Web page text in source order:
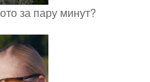
за пару минут?